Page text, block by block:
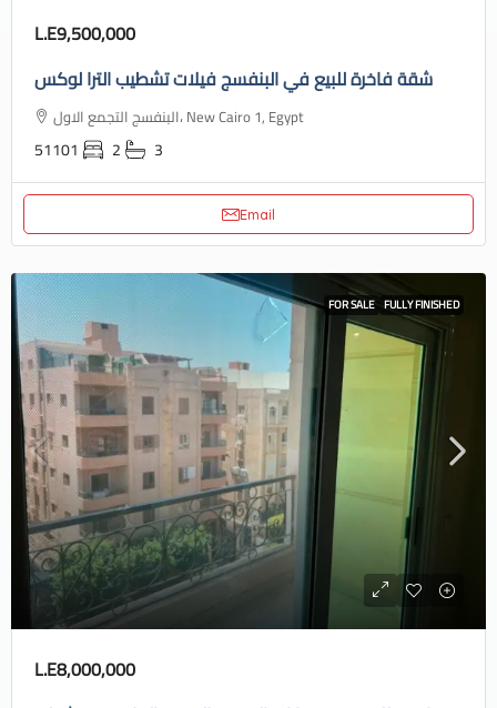
L.E9,500,000
شقة فاخرة للبيع في البنفسج فيلات تشطيب الترا لوكس
البنفسج التجمع الاول، New Cairo 1, Egypt
51101 2 3
Email
FOR SALE FULLY FINISHED
L.E8,000,000